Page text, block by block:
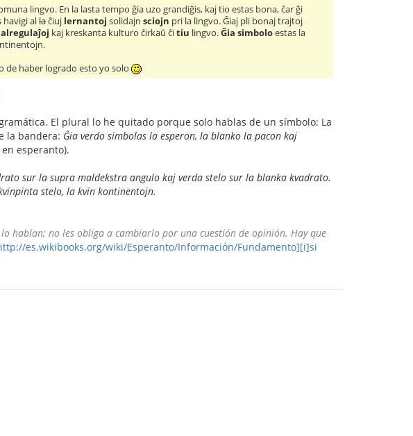
lingvo. En la lasta tempo ĝia uzo grandiĝis, kaj tio estas bona, ĉar ĝi
havigi allaĉiuj lernantoj solidajnsciojn pri la lingvo. Ĝiaj pli bonaj trajtoj
kaj kreskanta kulturo ĉirkaŭ ĉitiu lingvo.Ĝia simboloestas la
de haber logrado esto yo solo
El plural lo he quitado porque solo hablas de un símbolo: La
la bandera: Ĝia verdo simbolas la esperon, la blanko la pacon kaj
esperanto).
sur la supra maldekstra angulo kaj verda stelo sur la blanka kvadrato.
stelo, la kvin kontinentojn.
hablan; no les obliga a cambiarlo por una cuestión de opinión. Hay que
es.wikibooks.org/wiki/Esperanto/Información/Fundamento][i]si